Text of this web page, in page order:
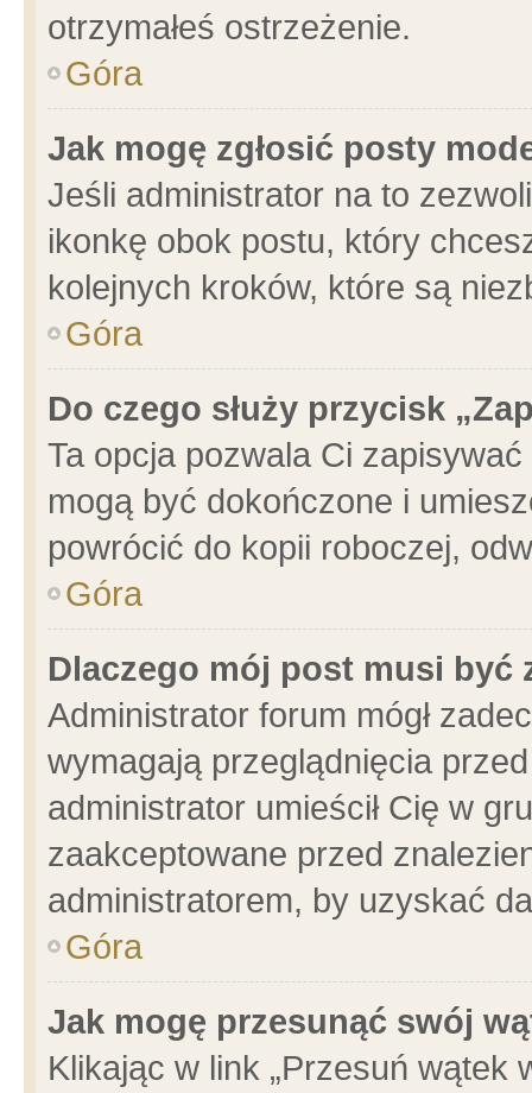
otrzymałeś ostrzeżenie.
Góra
Jak mogę zgłosić posty
Jeśli administrator na to
ikonkę obok postu, który
kolejnych kroków, które są
Góra
Do czego służy przycisk
Ta opcja pozwala Ci
mogą być dokończone i
powrócić do kopii roboczej,
Góra
Dlaczego mój post musi być
Administrator forum mógł
wymagają przeglądnięcia
administrator umieścił Cię w
zaakceptowane przed
administratorem, by uzyskać
Góra
Jak mogę przesunąć swój
Klikając w link „Przesuń wątek